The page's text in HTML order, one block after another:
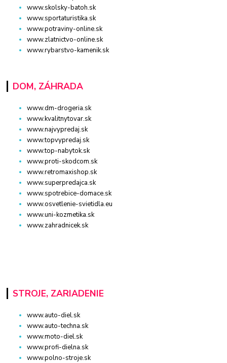
www.skolsky-batoh.sk
www.sportaturistika.sk
www.potraviny-online.sk
www.zlatnictvo-online.sk
www.rybarstvo-kamenik.sk
DOM, ZÁHRADA
www.dm-drogeria.sk
www.kvalitnytovar.sk
www.najvypredaj.sk
www.topvypredaj.sk
www.top-nabytok.sk
www.proti-skodcom.sk
www.retromaxishop.sk
www.superpredajca.sk
www.spotrebice-domace.sk
www.osvetlenie-svietidla.eu
www.uni-kozmetika.sk
www.zahradnicek.sk
STROJE, ZARIADENIE
www.auto-diel.sk
www.auto-techna.sk
www.moto-diel.sk
www.profi-dielna.sk
www.polno-stroje.sk